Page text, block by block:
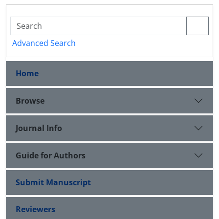
Advanced Search
Home
Browse
Journal Info
Guide for Authors
Submit Manuscript
Reviewers